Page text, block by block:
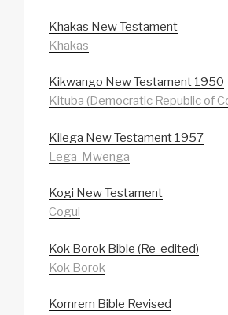
Khakas New Testament
Khakas
Kikwango New Testament 1950
Kituba (Democratic Republic of
Kilega New Testament 1957
Lega-Mwenga
Kogi New Testament
Cogui
Kok Borok Bible (Re-edited)
Kok Borok
Komrem Bible Revised